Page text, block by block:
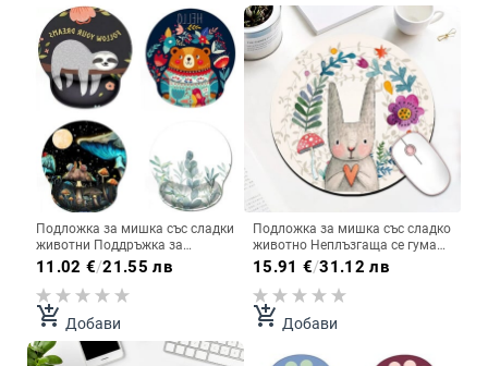
Подложка за мишка със сладки
животни Поддръжка за
китката-3D Ергономична мека
противоплъзгаща подложка за
опора за китката Подложка за
компютърна мишка за офис
компютър
11.02 €/21.55 лв
add_shopping_cart Добави
Подложка за мишка със сладко
животно Неплъзгаща се гума
Водоустойчива Офис
консумативи Аксесоари за
компютърни игри Декоративна
подложка Kawaii 20x20
15.91 €/31.12 лв
add_shopping_cart Добави